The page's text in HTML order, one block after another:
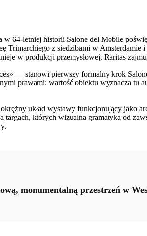
64-letniej historii Salone del Mobile
Trimarchiego z siedzibami w
w produkcji przemysłowej. Raritas
— stanowi pierwszy formalny krok
prawami: wartość obiektu wyznacza tu
układ wystawy funkcjonujący
których wizualna gramatyka od
monumentalną przestrzeń w